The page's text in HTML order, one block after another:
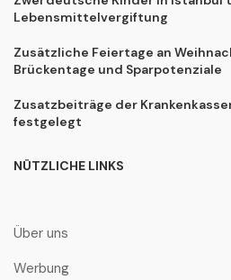
Lebensmittelvergiftung
Zusätzliche Feiertage an
Brückentage und Sparpotenziale
Zusatzbeiträge der
festgelegt
NÜTZLICHE LINKS
Über uns
Werbung